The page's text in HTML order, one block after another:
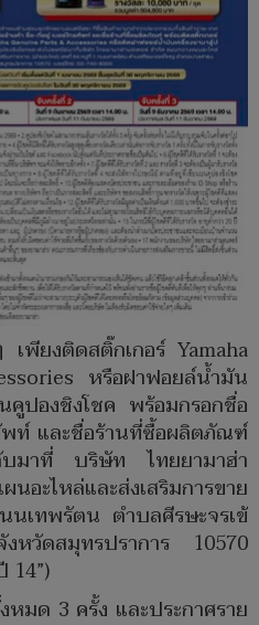
เพียงติดสติ๊กเกอร์ Yamaha
หรือฝาฟอยล์น้ำมัน
คูปองชิงโชค พร้อมกรอกชื่อ
พท์ และชื่อร้านที่ซื้อผลิตภัณฑ์
มาที่ บริษัท ไทยยามาฮ่า
อะไหล่และส่งเสริมการขาย
เทพรัตน ตำบลศีรษะจรเข้
หวัดสมุทรปราการ 10570
14”)
หมด 3 ครั้ง และประกาศราย